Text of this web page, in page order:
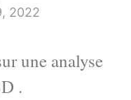
2022
une analyse
.